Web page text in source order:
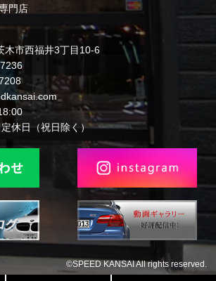
門店
木市西福井3丁目10-6
休日（祝日除く）
©SPEED KANSAI All rights reserved.